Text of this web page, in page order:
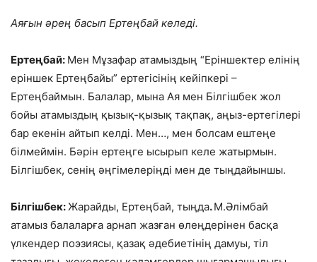
Аяғын әрең басып Ертеңбай келеді.
Ертеңбай: Мен Мұзафар атамыздың “Еріншектер елінің
еріншек Ертеңбайы” ертегісінің кейіпкері –
Ертеңбаймын. Балалар, мына Ая мен Білгішбек жол
бойы атамыздың қызық-қызық тақпақ, аңыз-ертегілері
бар екенін айтып келді. Мен…, мен болсам ештеңе
білмеймін. Бәрін ертеңге ысырып келе жатырмын.
Білгішбек, сенің әңгімелеріңді мен де тыңдайыншы.
Білгішбек:Жарайды, Ертеңбай, тыңда.М.Әлімбай
атамыз балаларға арнап жазған өлеңдерінен басқа
үлкендер поэзиясы, қазақ әдебиетінің дамуы, тіл